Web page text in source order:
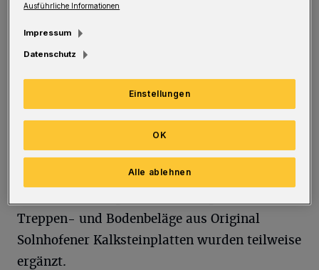
Beleuchtung wurde erneuert und in vielen
Fällen brennen jetzt energiesparende LED-
Leuchten. Zusätzlich gibt es mehrere neue
Mit der unteren Denkmalbehörde das
Material- und Farbkonzept abgestimmt. So
zeigt sich das Treppenhaus wieder im
ursprünglichen Gesamtbild.
Treppen- und Bodenbeläge aus Original
Solnhofener Kalksteinplatten wurden teilweise
ergänzt.
Ausführliche Informationen
Impressum
Datenschutz
Einstellungen
Alle ablehnen
OK